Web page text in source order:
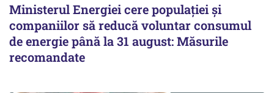
Ministerul Energiei cere populației și
companiilor să reducă voluntar consumul
de energie până la 31 august: Măsurile
recomandate